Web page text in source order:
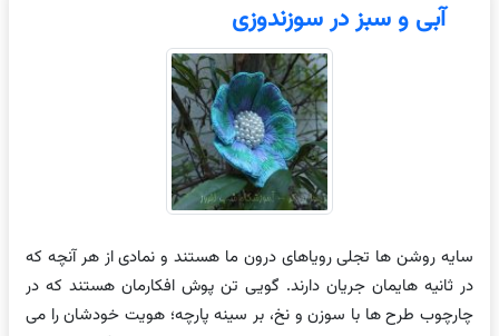
آبی و سبز در سوزندوزی
سایه روشن ها تجلی رویاهای درون ما هستند و نمادی از هر آنچه که
در ثانیه هایمان جریان دارند. گویی تن پوش افکارمان هستند که در
چارچوب طرح ها با سوزن و نخ، بر سینه پارچه؛ هویت خودشان را می